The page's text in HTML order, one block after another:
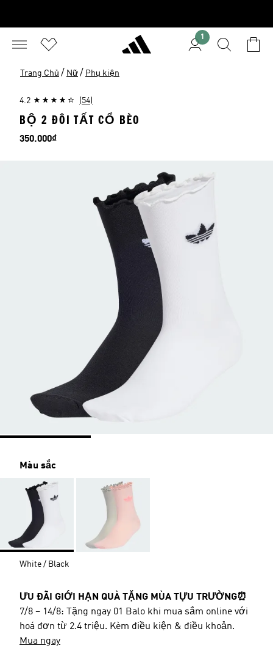
1
Trang Chủ / Nữ / Phụ kiện
4.2 (54)
BỘ 2 ĐÔI TẤT CỔ BÈO
Giá
350.000₫
Màu sắc
White / Black
ƯU ĐÃI GIỚI HẠN QUÀ TẶNG MÙA TỰU TRƯỜNG⏰
7/8 – 14/8: Tặng ngay 01 Balo khi mua sắm online với
hoá đơn từ 2.4 triệu. Kèm điều kiện & điều khoản.
Mua ngay